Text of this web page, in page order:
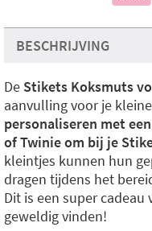
BESCHRIJVING
De Stikets Koksmuts
aanvulling voor je
personaliseren met
of Twinie om bij je
kleintjes kunnen hun
dragen tijdens het
Dit is een super
geweldig vinden!